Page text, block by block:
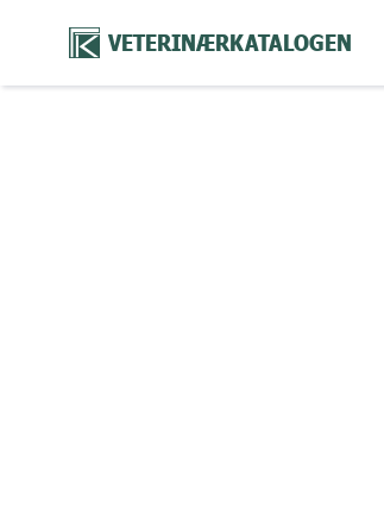
VETERINÆRKATALOGEN